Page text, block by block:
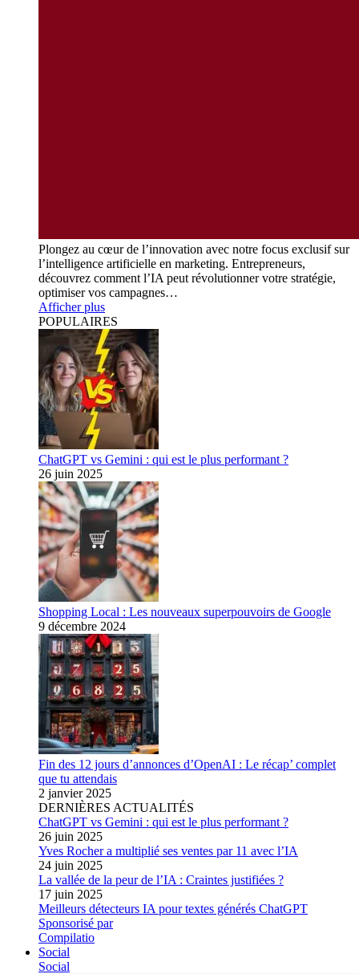
Plongez au cœur de l’innovation avec notre focus exclusif sur
l’intelligence artificielle en marketing. Entrepreneurs,
découvrez comment l’IA peut révolutionner votre stratégie,
optimiser vos campagnes…
Afficher plus
POPULAIRES
ChatGPT vs Gemini : qui est le plus performant ?
26 juin 2025
Shopping Local : Les nouveaux superpouvoirs de Google
9 décembre 2024
Fin des 12 jours d’annonces d’OpenAI : Le récap’ complet
que tu attendais
2 janvier 2025
DERNIÈRES ACTUALITÉS
ChatGPT vs Gemini : qui est le plus performant ?
26 juin 2025
Yves Rocher a multiplié ses ventes par 11 avec l’IA
24 juin 2025
La vallée de la peur de l’IA : Craintes justifiées ?
17 juin 2025
Meilleurs détecteurs IA pour textes générés ChatGPT
Sponsorisé par
Compilatio
Social
Social